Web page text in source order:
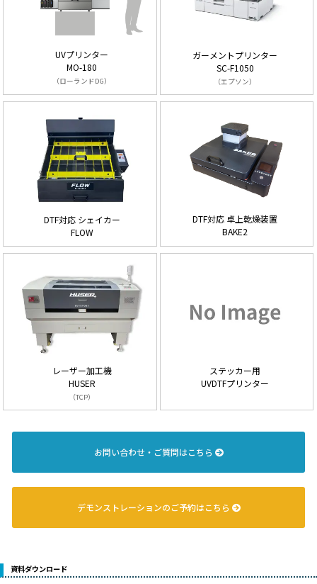
UVプリンター
MO-180
（ローランドDG）
ガーメントプリンター
SC-F1050
（エプソン）
DTF対応 シェイカー
FLOW
DTF対応 卓上乾燥装置
BAKE2
レーザー加工機
HUSER
（TCP）
ステッカー用
UVDTFプリンター
お問い合わせ・ご質問はこちら
デモンストレーションのご予約はこちら
資料ダウンロード